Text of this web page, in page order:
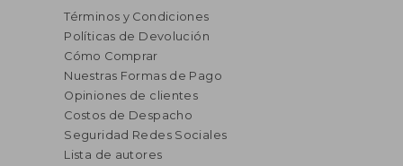
Términos y Condiciones
Políticas de Devolución
Cómo Comprar
Nuestras Formas de Pago
Opiniones de clientes
Costos de Despacho
Seguridad Redes Sociales
Lista de autores